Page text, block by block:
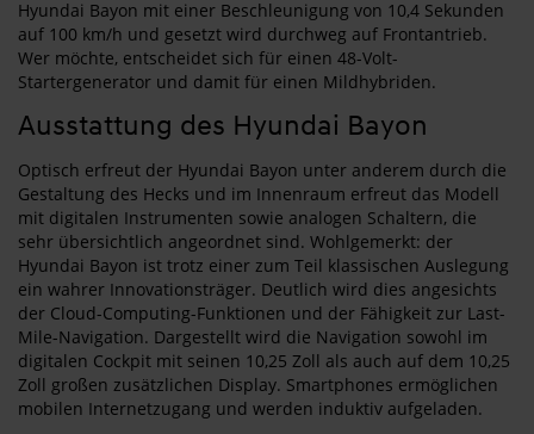
Hyundai Bayon mit einer Beschleunigung von 10,4 Sekunden
auf 100 km/h und gesetzt wird durchweg auf Frontantrieb.
Wer möchte, entscheidet sich für einen 48-Volt-
Startergenerator und damit für einen Mildhybriden.
Ausstattung des Hyundai Bayon
Optisch erfreut der Hyundai Bayon unter anderem durch die
Gestaltung des Hecks und im Innenraum erfreut das Modell
mit digitalen Instrumenten sowie analogen Schaltern, die
sehr übersichtlich angeordnet sind. Wohlgemerkt: der
Hyundai Bayon ist trotz einer zum Teil klassischen Auslegung
ein wahrer Innovationsträger. Deutlich wird dies angesichts
der Cloud-Computing-Funktionen und der Fähigkeit zur Last-
Mile-Navigation. Dargestellt wird die Navigation sowohl im
digitalen Cockpit mit seinen 10,25 Zoll als auch auf dem 10,25
Zoll großen zusätzlichen Display. Smartphones ermöglichen
mobilen Internetzugang und werden induktiv aufgeladen.